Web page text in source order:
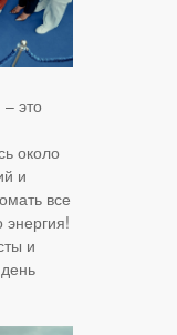
– это
около
и
все
энергия!
и